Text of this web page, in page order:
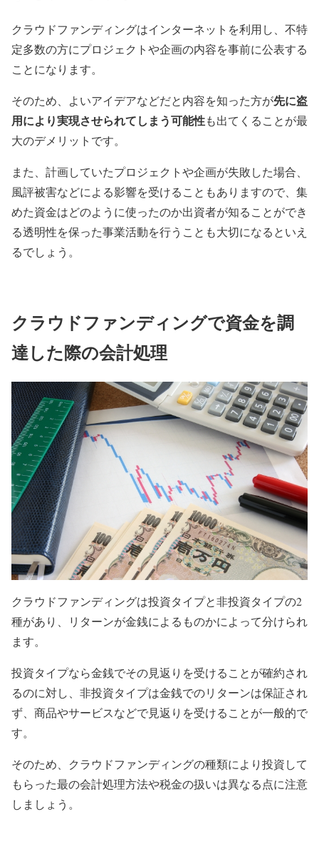
クラウドファンディングはインターネットを利用し、不特
定多数の方にプロジェクトや企画の内容を事前に公表する
ことになります。
そのため、よいアイデアなどだと内容を知った方が先に盗
用により実現させられてしまう可能性も出てくることが最
大のデメリットです。
また、計画していたプロジェクトや企画が失敗した場合、
風評被害などによる影響を受けることもありますので、集
めた資金はどのように使ったのか出資者が知ることができ
る透明性を保った事業活動を行うことも大切になるといえ
るでしょう。
クラウドファンディングで資金を調
達した際の会計処理
クラウドファンディングは投資タイプと非投資タイプの2
種があり、リターンが金銭によるものかによって分けられ
ます。
投資タイプなら金銭でその見返りを受けることが確約され
るのに対し、非投資タイプは金銭でのリターンは保証され
ず、商品やサービスなどで見返りを受けることが一般的で
す。
そのため、クラウドファンディングの種類により投資して
もらった最の会計処理方法や税金の扱いは異なる点に注意
しましょう。